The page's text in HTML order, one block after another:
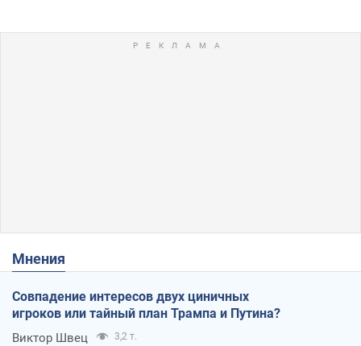
Мнения
Совпадение интересов двух циничных
игроков или тайный план Трампа и Путина?
Виктор Швец 3,2 т.